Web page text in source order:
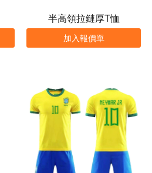
半高領拉鏈厚T恤
加入報價單